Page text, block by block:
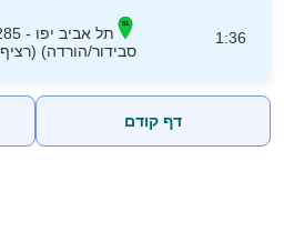
1:36
סבידור/הורדה) (רציף 0) (הורדה)
דף קודם